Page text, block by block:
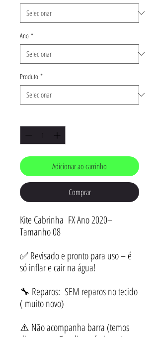
Ano *
Produto *
Adicionar ao carrinho
Comprar
Kite Cabrinha FX Ano 2020–
Tamanho 08
✅ Revisado e pronto para uso – é
só inflar e cair na água!
🔧 Reparos: SEM reparos no tecido
( muito novo)
⚠️ Não acompanha barra (temos